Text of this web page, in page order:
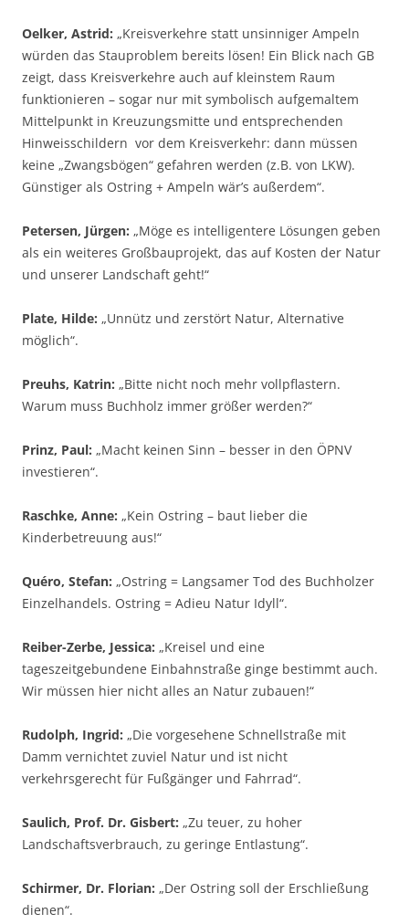
Oelker, Astrid: „Kreisverkehre statt unsinniger Ampeln
würden das Stauproblem bereits lösen! Ein Blick nach GB
zeigt, dass Kreisverkehre auch auf kleinstem Raum
funktionieren – sogar nur mit symbolisch aufgemaltem
Mittelpunkt in Kreuzungsmitte und entsprechenden
Hinweisschildern vor dem Kreisverkehr: dann müssen
keine „Zwangsbögen“ gefahren werden (z.B. von LKW).
Günstiger als Ostring + Ampeln wär’s außerdem“.
Petersen, Jürgen: „Möge es intelligentere Lösungen geben
als ein weiteres Großbauprojekt, das auf Kosten der Natur
und unserer Landschaft geht!“
Plate, Hilde: „Unnütz und zerstört Natur, Alternative
möglich“.
Preuhs, Katrin: „Bitte nicht noch mehr vollpflastern.
Warum muss Buchholz immer größer werden?“
Prinz, Paul: „Macht keinen Sinn – besser in den ÖPNV
investieren“.
Raschke, Anne: „Kein Ostring – baut lieber die
Kinderbetreuung aus!“
Quéro, Stefan: „Ostring = Langsamer Tod des Buchholzer
Einzelhandels. Ostring = Adieu Natur Idyll“.
Reiber-Zerbe, Jessica: „Kreisel und eine
tageszeitgebundene Einbahnstraße ginge bestimmt auch.
Wir müssen hier nicht alles an Natur zubauen!“
Rudolph, Ingrid: „Die vorgesehene Schnellstraße mit
Damm vernichtet zuviel Natur und ist nicht
verkehrsgerecht für Fußgänger und Fahrrad“.
Saulich, Prof. Dr. Gisbert: „Zu teuer, zu hoher
Landschaftsverbrauch, zu geringe Entlastung“.
Schirmer, Dr. Florian: „Der Ostring soll der Erschließung
dienen“.